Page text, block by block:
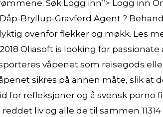
Søk Logg inn“> Logg inn
Bryllup-Gravferd Agent ?
ovenfor flekker og møkk. Les
Oliasoft is looking for
våpenet som reisegods
sikres på annen måte, slik at
for refleksjoner og å svensk porno
liv og alle de til sammen